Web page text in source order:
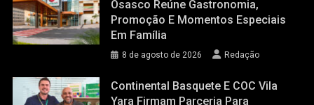
Osasco Reúne Gastronomia,
Promoção E Momentos Especiais
Em Família
8 de agosto de 2026 Redação
Continental Basquete E COC Vila
Yara Firmam Parceria Para